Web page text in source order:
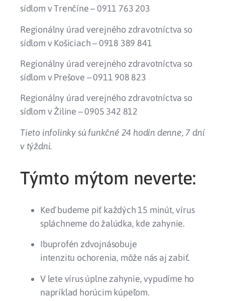
sídlom v Trenčíne – 0911 763 203
Regionálny úrad verejného zdravotníctva so
sídlom v Košiciach – 0918 389 841
Regionálny úrad verejného zdravotníctva so
sídlom v Prešove – 0911 908 823
Regionálny úrad verejného zdravotníctva so
sídlom v Žiline – 0905 342 812
Tieto infolinky sú funkčné 24 hodín denne, 7 dní
v týždni.
Týmto mýtom neverte:
Keď budeme piť každých 15 minút, vírus
spláchneme do žalúdka, kde zahynie.
Ibuprofén zdvojnásobuje
intenzitu ochorenia, môže nás aj zabiť.
V lete vírus úplne zahynie, vypudíme ho
napríklad horúcim kúpeľom.